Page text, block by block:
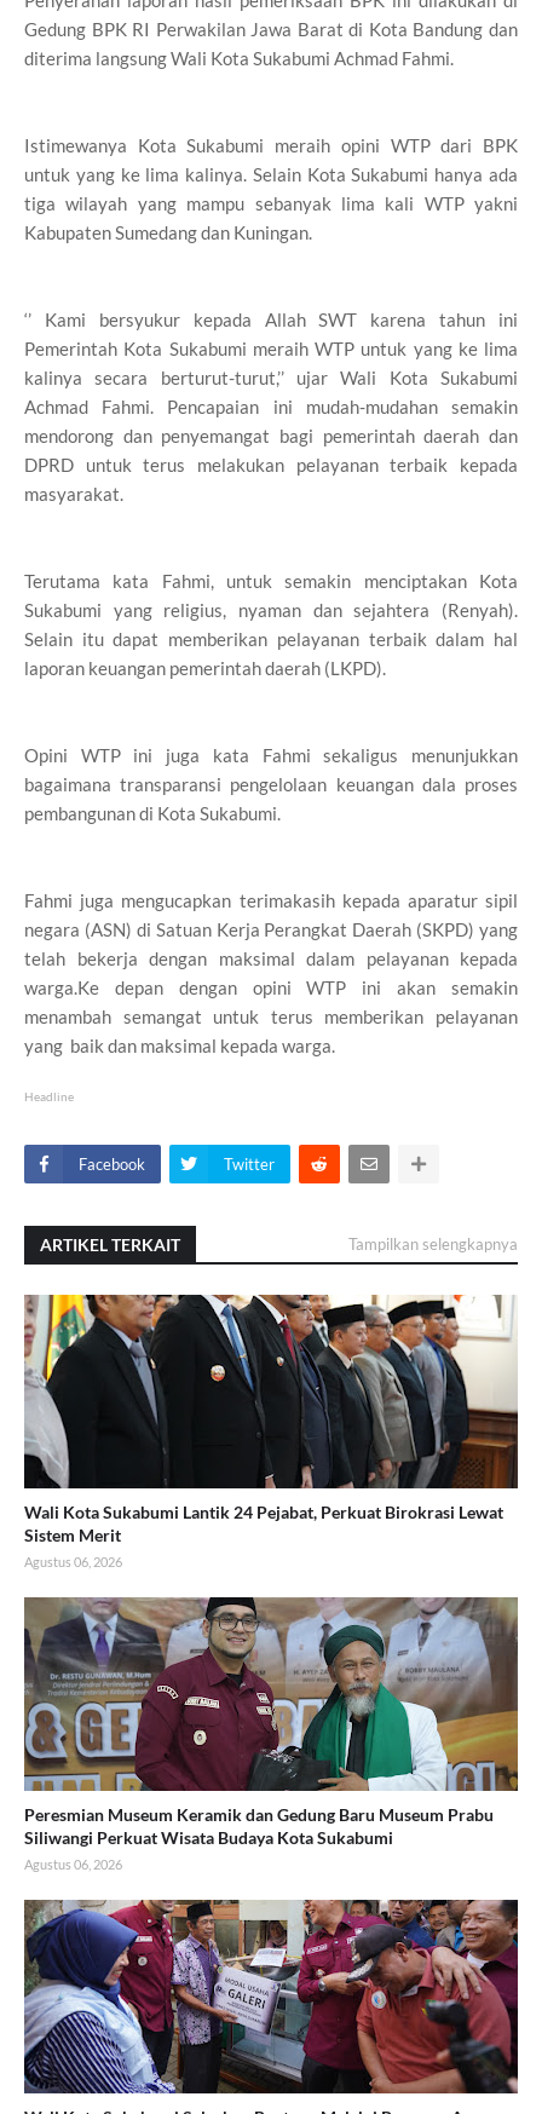
Gedung BPK RI Perwakilan Jawa Barat di Kota Bandung dan
diterima langsung Wali Kota Sukabumi Achmad Fahmi.
Istimewanya Kota Sukabumi meraih opini WTP dari BPK
untuk yang ke lima kalinya. Selain Kota Sukabumi hanya ada
tiga wilayah yang mampu sebanyak lima kali WTP yakni
Kabupaten Sumedang dan Kuningan.
‘’ Kami bersyukur kepada Allah SWT karena tahun ini
Pemerintah Kota Sukabumi meraih WTP untuk yang ke lima
kalinya secara berturut-turut,’’ ujar Wali Kota Sukabumi
Achmad Fahmi. Pencapaian ini mudah-mudahan semakin
mendorong dan penyemangat bagi pemerintah daerah dan
DPRD untuk terus melakukan pelayanan terbaik kepada
masyarakat.
Terutama kata Fahmi, untuk semakin menciptakan Kota
Sukabumi yang religius, nyaman dan sejahtera (Renyah).
Selain itu dapat memberikan pelayanan terbaik dalam hal
laporan keuangan pemerintah daerah (LKPD).
Opini WTP ini juga kata Fahmi sekaligus menunjukkan
bagaimana transparansi pengelolaan keuangan dala proses
pembangunan di Kota Sukabumi.
Fahmi juga mengucapkan terimakasih kepada aparatur sipil
negara (ASN) di Satuan Kerja Perangkat Daerah (SKPD) yang
telah bekerja dengan maksimal dalam pelayanan kepada
warga.Ke depan dengan opini WTP ini akan semakin
menambah semangat untuk terus memberikan pelayanan
yang baik dan maksimal kepada warga.
Headline
Facebook Twitter
ARTIKEL TERKAIT Tampilkan selengkapnya
Wali Kota Sukabumi Lantik 24 Pejabat, Perkuat Birokrasi Lewat
Sistem Merit
Agustus 06, 2026
Peresmian Museum Keramik dan Gedung Baru Museum Prabu
Siliwangi Perkuat Wisata Budaya Kota Sukabumi
Agustus 06, 2026